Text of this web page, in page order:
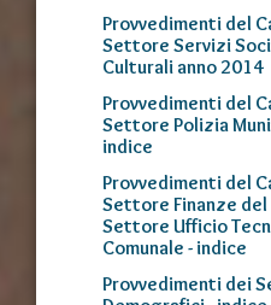
Provvedimenti del
Settore Servizi
Culturali anno 2014
Provvedimenti del
Settore Polizia
indice
Provvedimenti del
Settore Finanze del
Settore Ufficio
Comunale - indice
Provvedimenti dei